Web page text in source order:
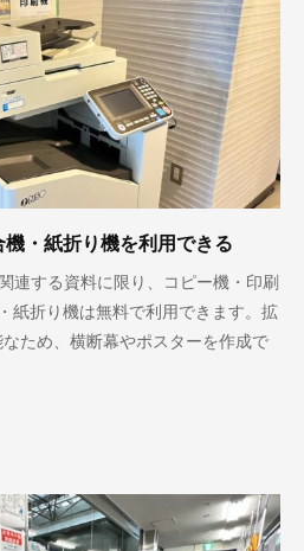
・紙折り機を利用できる
連する資料に限り、コピー機・印刷
紙折り機は無料で利用できます。拡
ため、横断幕やポスターを作成で